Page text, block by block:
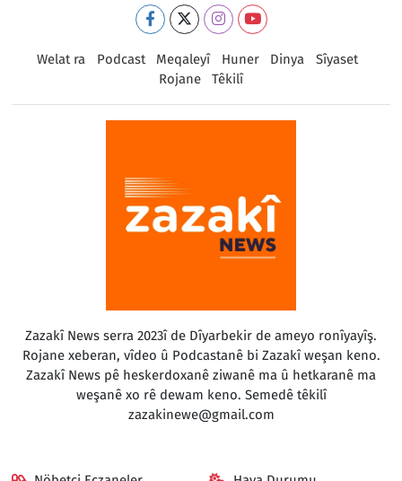
Welat ra Podcast Meqaleyî Huner Dinya
Sîyaset
Rojane
Têkilî
Zazakî News serra 2023î de Dîyarbekir de ameyo ronîyayîş.
Rojane xeberan, vîdeo û Podcastanê bi Zazakî weşan keno.
Zazakî News pê heskerdoxanê ziwanê ma û hetkaranê ma
weşanê xo rê dewam keno. Semedê têkilî
zazakinewe@gmail.com